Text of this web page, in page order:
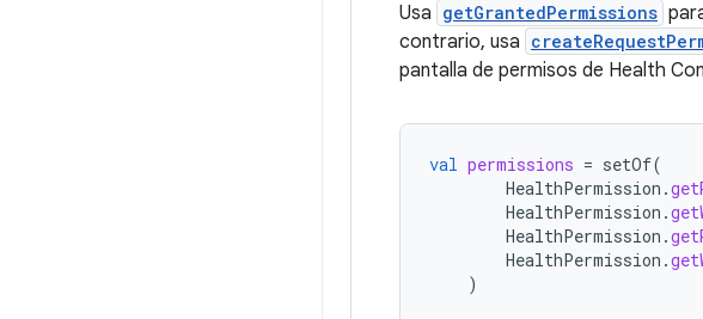
Usa getGrantedPermissions
contrario, usa
pantalla de permisos de Health
val permissions = setOf(
HealthPermission .
HealthPermission .
HealthPermission .
HealthPermission .
)